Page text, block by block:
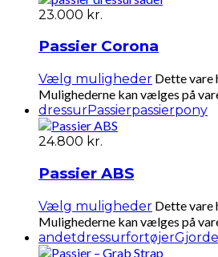
23.000 kr.
Passier Corona
Vælg muligheder Dette vare
Mulighederne kan vælges på
dressurPassierpassierpony
24.800 kr.
Passier ABS
Vælg muligheder Dette vare
Mulighederne kan vælges på
andetdressurfortøjerGjorde